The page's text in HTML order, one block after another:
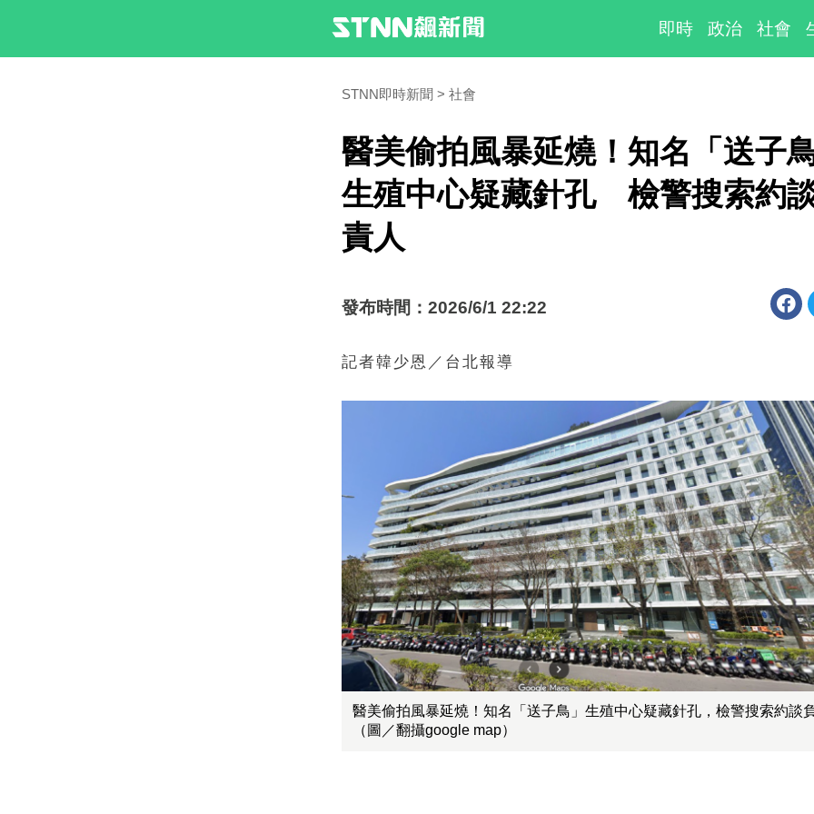
即時 政治 社會
STNN即時新聞 社會
醫美偷拍風暴延燒！知名「送子
生殖中心疑藏針孔 檢警搜索約
責人
發布時間：2026/6/1 22:22
記者韓少恩／台北報導
醫美偷拍風暴延燒！知名「送子鳥」生殖中心疑藏針孔，檢警搜索約談
（圖／翻攝google map）